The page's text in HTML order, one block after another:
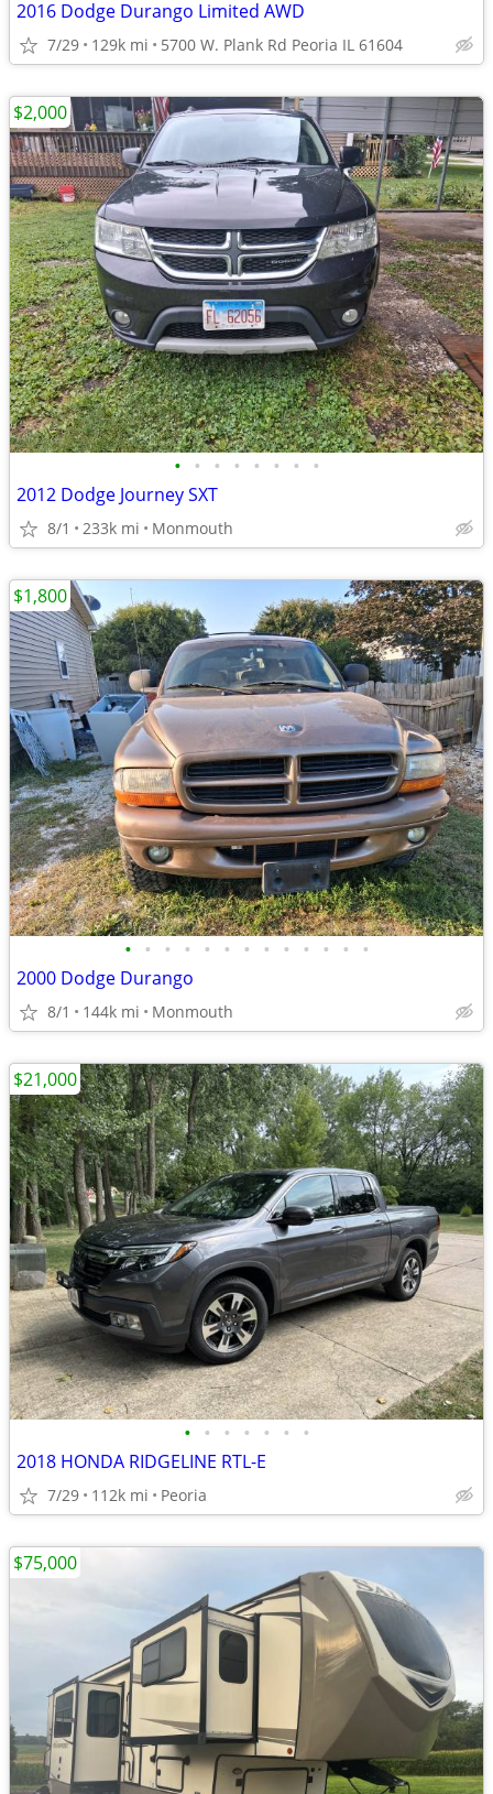
2016 Dodge Durango Limited AWD
7/29 129k mi 5700 W. Plank Rd Peoria IL 61604
• • • • • • • •
2012 Dodge Journey SXT
8/1 233k mi Monmouth
$2,000
• • • • • • • • • • • • •
2000 Dodge Durango
8/1 144k mi Monmouth
$1,800
• • • • • • •
2018 HONDA RIDGELINE RTL-E
7/29 112k mi Peoria
$21,000
$75,000